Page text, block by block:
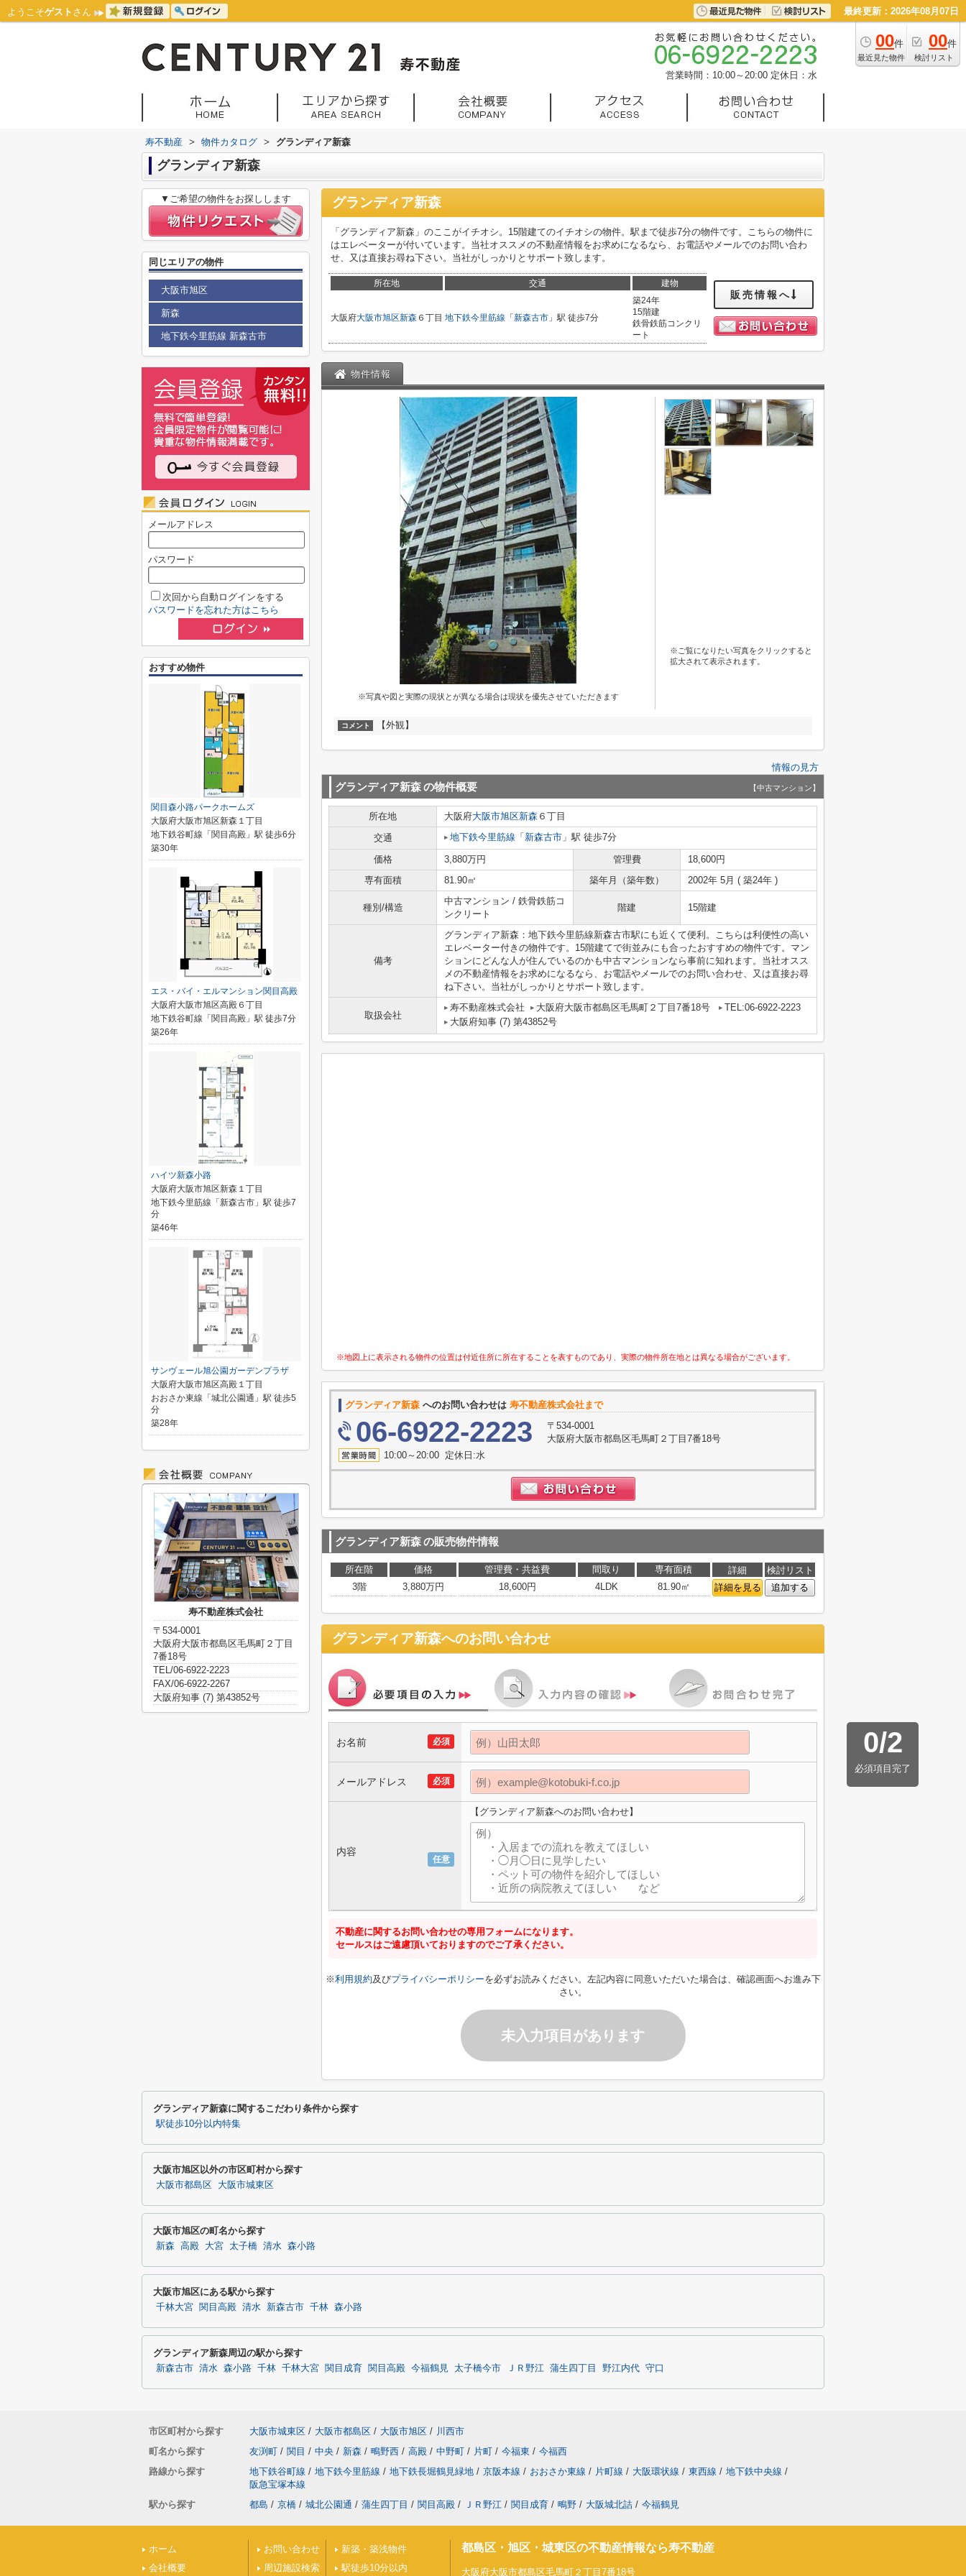
ようこそゲスト さん 最終更新：2026年08月07日
00件
最近見た物件
00件
検討リスト
営業時間：10:00～20:00 定休日：水
寿不動産 > 物件カタログ > グランディア新森
グランディア新森
グランディア新森
「グランディア新森」のここがイチオシ。15階建てのイチオシの物件。駅まで徒歩7分の物件です。こちらの物件に
はエレベーターが付いています。当社オススメの不動産情報をお求めになるなら、お電話やメールでのお問い合わ
せ、又は直接お尋ね下さい。当社がしっかりとサポート致します。
所在地 交通 建物
大阪府大阪市旭区新森 ６丁目 地下鉄今里筋線 「 新森古市 」駅 徒歩7分
築24年
15階建
鉄骨鉄筋コンクリ
ート
販売情報へ
物件情報
※写真や図と実際の現状とが異なる場合は現状を優先させていただきます
※ご覧になりたい写真をクリックすると
拡大されて表示されます。
コメント 【外観】
情報の見方
グランディア新森の物件概要 【中古マンション】
所在地 大阪府大阪市旭区新森 ６丁目
交通
地下鉄今里筋線 「 新森古市 」駅 徒歩7分
価格 3,880万円 管理費
18,600円
専有面積
81.90㎡ 築年月（築年数） 2002年 5月 ( 築24年 )
種別/構造
中古マンション / 鉄骨鉄筋コ
ンクリート
階建 15階建
備考
グランディア新森：地下鉄今里筋線新森古市駅にも近くて便利。こちらは利便性の高い
エレベーター付きの物件です。15階建てで街並みにも合ったおすすめの物件です。マン
ションにどんな人が住んでいるのかも中古マンションなら事前に知れます。当社オスス
メの不動産情報をお求めになるなら、お電話やメールでのお問い合わせ、又は直接お尋
ね下さい。当社がしっかりとサポート致します。
取扱会社
寿不動産株式会社 大阪府大阪市都島区毛馬町２丁目7番18号
TEL:06-6922-2223
大阪府知事 (7) 第43852号
※地図上に表示される物件の位置は付近住所に所在することを表すものであり、実際の物件所在地とは異なる場合がございます。
グランディア新森 へのお問い合わせは 寿不動産株式会社まで
06-6922-2223
〒534-0001
大阪府大阪市都島区毛馬町２丁目7番18号
10:00～20:00 定休日:水
グランディア新森の販売物件情報
所在階 価格 管理費・共益費 間取り 専有面積 詳細
検討リスト
3階
3,880万円 18,600円 4LDK 81.90㎡ 詳細を見る 追加する
グランディア新森へのお問い合わせ
0/2
必須項目完了
必須
お名前
必須
メールアドレス
任意
内容
【グランディア新森へのお問い合わせ】
不動産に関するお問い合わせの専用フォームになります。
セールスはご遠慮頂いておりますのでご了承ください。
※利用規約及びプライバシーポリシーを必ずお読みください。左記内容に同意いただいた場合は、確認画面へお進み下
さい。
未入力項目があります
▼ご希望の物件をお探しします
同じエリアの物件
大阪市旭区
新森
地下鉄今里筋線 新森古市
メールアドレス
パスワード
次回から自動ログインをする
パスワードを忘れた方はこちら
おすすめ物件
関目森小路パークホームズ
大阪府大阪市旭区新森１丁目
地下鉄谷町線「関目高殿」駅 徒歩6分
築30年
エス・バイ・エルマンション関目高殿
大阪府大阪市旭区高殿６丁目
地下鉄谷町線「関目高殿」駅 徒歩7分
築26年
ハイツ新森小路
大阪府大阪市旭区新森１丁目
地下鉄今里筋線「新森古市」駅 徒歩7
分
築46年
サンヴェール旭公園ガーデンプラザ
大阪府大阪市旭区高殿１丁目
おおさか東線「城北公園通」駅 徒歩5
分
築28年
寿不動産株式会社
〒534-0001
大阪府大阪市都島区毛馬町２丁目
7番18号
TEL/06-6922-2223
FAX/06-6922-2267
大阪府知事 (7) 第43852号
グランディア新森に関するこだわり条件から探す
駅徒歩10分以内特集
大阪市旭区以外の市区町村から探す
大阪市都島区 大阪市城東区
大阪市旭区の町名から探す
新森 高殿 大宮 太子橋 清水 森小路
大阪市旭区にある駅から探す
千林大宮 関目高殿 清水 新森古市 千林 森小路
グランディア新森周辺の駅から探す
新森古市 清水 森小路 千林 千林大宮 関目成育 関目高殿 今福鶴見 太子橋今市 ＪＲ野江 蒲生四丁目 野江内代 守口
市区町村から探す 大阪市城東区 / 大阪市都島区 / 大阪市旭区 / 川西市
町名から探す
友渕町 / 関目 / 中央 / 新森 / 鴫野西 / 高殿 / 中野町 / 片町 / 今福東 / 今福西
路線から探す
地下鉄谷町線 / 地下鉄今里筋線 / 地下鉄長堀鶴見緑地 / 京阪本線 / おおさか東線 / 片町線 / 大阪環状線 / 東西線 / 地下鉄中央線 /
阪急宝塚本線
駅から探す
都島 / 京橋 / 城北公園通 / 蒲生四丁目 / 関目高殿 / ＪＲ野江 / 関目成育 / 鴫野 / 大阪城北詰 / 今福鶴見
ホーム
会社概要
お問い合わせ
周辺施設検索
新築・築浅物件
駅徒歩10分以内
都島区・旭区・城東区の不動産情報なら寿不動産
大阪府大阪市都島区毛馬町２丁目7番18号